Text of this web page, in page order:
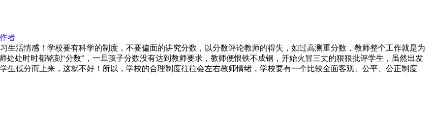
者
生活情感！学校要有科学的制度，不要偏面的讲究分数，以分数评论教师的得失，如过高测重分数，教师整个工作就是为
处处时时都铭刻“分数”，一旦孩子分数没有达到教师要求，教师便恨铁不成钢，开始火冒三丈的狠狠批评学生，虽然出发
生低分而上来，这就不好！所以，学校的合理制度往往会左右教师情绪，学校要有一个比较全面客观、公平、公正制度